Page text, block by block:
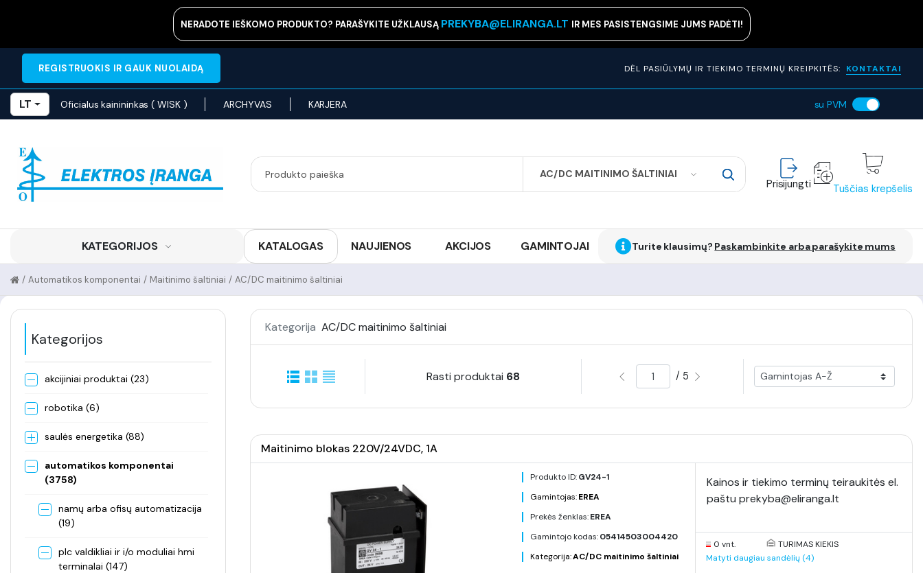
NERADOTE IEŠKOMO PRODUKTO? PARAŠYKITE UŽKLAUSĄ PREKYBA@ELIRANGA.LT IR MES PASISTENGSIME JUMS PADĖTI!
REGISTRUOKIS IR GAUK NUOLAIDĄ DĖL PASIŪLYMŲ IR TIEKIMO TERMINŲ KREIPKITĖS: KONTAKTAI
LT Oficialus kainininkas ( WISK ) ARCHYVAS KARJERA su PVM
AC/DC MAITINIMO ŠALTINIAI
SEARCH Prisijungti Tuščias krepšelis
KATEGORIJOS KATALOGAS NAUJIENOS AKCIJOS GAMINTOJAI Turite klausimų? Paskambinkite arba parašykite mums
AC/DC maitinimo šaltiniai
/
Maitinimo šaltiniai
/
Automatikos komponentai
/
Kategorijos
akcijiniai produktai (23)
robotika (6)
saulės energetika (88)
automatikos komponentai
(3758)
namų arba ofisų automatizacija
(19)
plc valdikliai ir i/o moduliai hmi
terminalai (147)
Kategorija AC/DC maitinimo šaltiniai
Rasti produktai 68 / 5
Maitinimo blokas 220V/24VDC, 1A
Produkto ID: GV24-1
Gamintojas: EREA
Prekės ženklas: EREA
Gamintojo kodas: 05414503004420
Kategorija:AC/DC maitinimo šaltiniai
Kainos ir tiekimo terminų teiraukitės el.
paštu prekyba@eliranga.lt
0 vnt.
TURIMAS KIEKIS
Matyti daugiau sandėlių (4)